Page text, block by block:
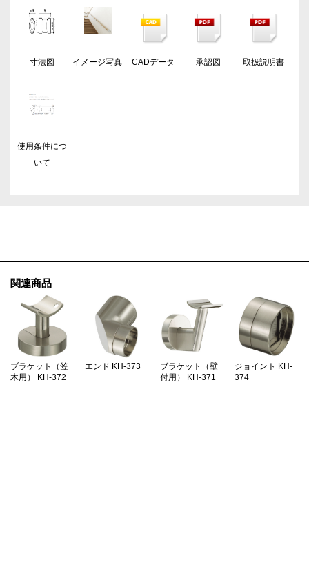
寸法図 イメージ写真 CADデータ 承認図 取扱説明書
使用条件につ
いて
関連商品
ブラケット（笠
木用） KH-372
エンド KH-373
ブラケット（壁
付用） KH-371
ジョイント KH-
374